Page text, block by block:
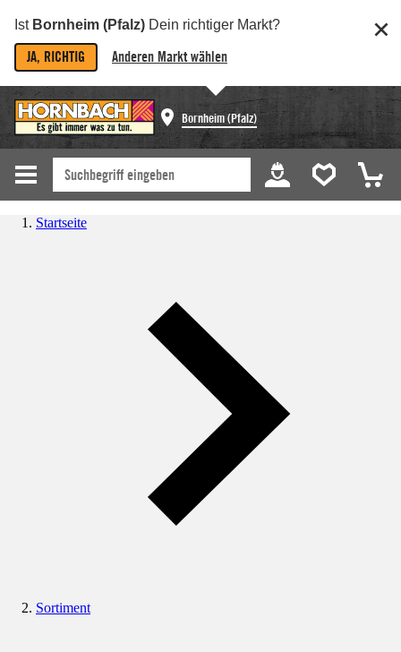
Ist Bornheim (Pfalz) Dein richtiger Markt?
JA, RICHTIG Anderen Markt wählen
Bornheim (Pfalz)
Startseite
Sortiment